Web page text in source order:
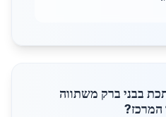
בבני ברק משתווה
המרכז?